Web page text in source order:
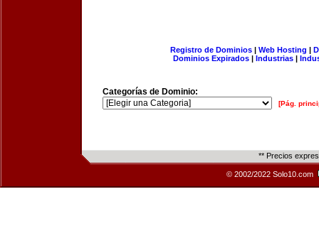
Registro de Dominios| Web Hosting |
Dominios Expirados | Industrias |
Categorías de Dominio:
[Pág.
** Precios
© 2002/2022 Solo10.com